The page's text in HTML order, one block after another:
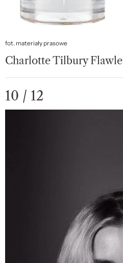
fot. materiały prasowe
Charlotte Tilbury
10 / 12